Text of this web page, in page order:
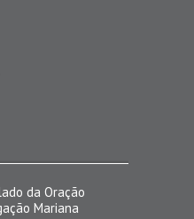
da Oração
Mariana